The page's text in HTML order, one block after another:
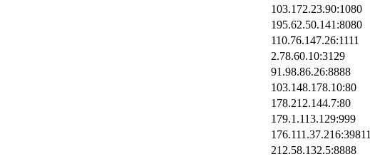
103.172.23.90:1080
195.62.50.141:8080
110.76.147.26:1111
2.78.60.10:3129
91.98.86.26:8888
103.148.178.10:80
178.212.144.7:80
179.1.113.129:999
176.111.37.216:39811
212.58.132.5:8888